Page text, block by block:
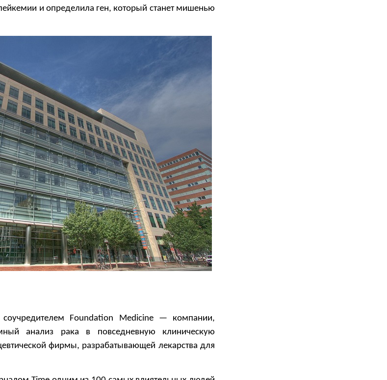
и определила ген, который станет мишенью
соучредителем Foundation Medicine — компании,
анализ рака в повседневную клиническую
фирмы, разрабатывающей лекарства для